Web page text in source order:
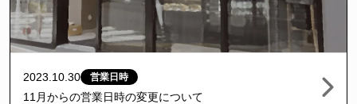
2023.10.30 営業日時
11月からの営業日時の変更について